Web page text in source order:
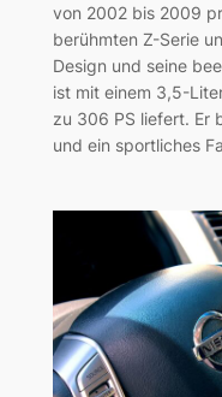
von 2002 bis 2009
berühmten Z-Serie
Design und seine
ist mit einem 3,5-
zu 306 PS liefert. Er
und ein sportliches